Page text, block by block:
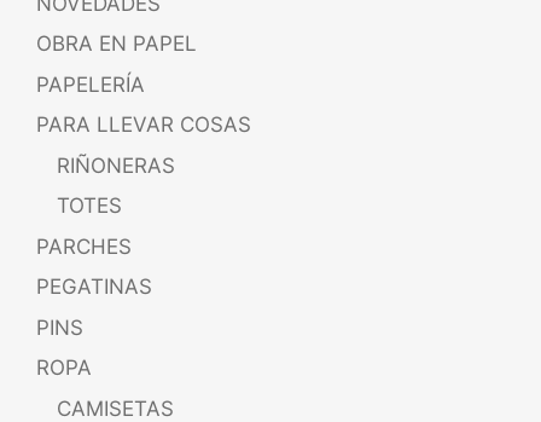
OBRA EN PAPEL
PAPELERÍA
PARA LLEVAR COSAS
RIÑONERAS
TOTES
PARCHES
PEGATINAS
PINS
ROPA
CAMISETAS